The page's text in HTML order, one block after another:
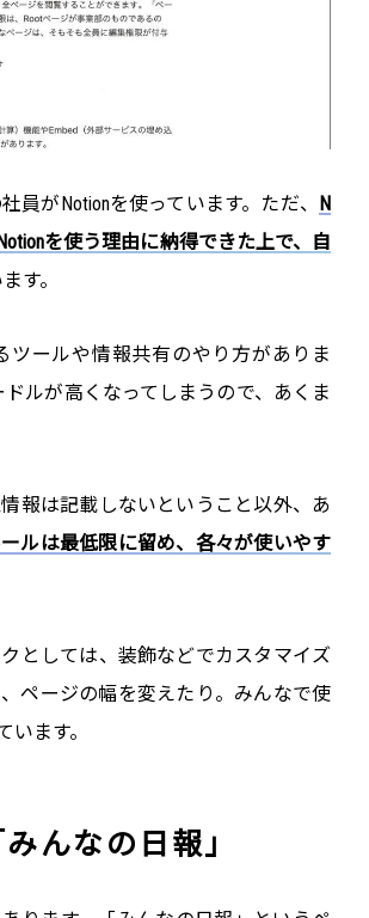
員がNotionを使っています。ただ、 N
を使う理由に納得できた上で、自
す。
ールや情報共有のやり方がありま
ルが高くなってしまうので、あくま
報は記載しないということ以外、あ
ルは最低限に留め、各々が使いやす
としては、装飾などでカスタマイズ
ページの幅を変えたり。みんなで使
ます。
んなの日報」